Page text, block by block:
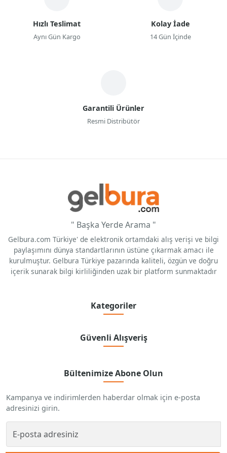
Hızlı Teslimat
Aynı Gün Kargo
Kolay İade
14 Gün İçinde
Garantili Ürünler
Resmi Distribütör
" Başka Yerde Arama "
Gelbura.com Türkiye' de elektronik ortamdaki alış verişi ve bilgi
paylaşımını dünya standartlarının üstüne çıkarmak amacı ile
kurulmuştur. Gelbura Türkiye pazarında kaliteli, özgün ve doğru
içerik sunarak bilgi kirliliğinden uzak bir platform sunmaktadır
Kategoriler
Güvenli Alışveriş
Bültenimize Abone Olun
Kampanya ve indirimlerden haberdar olmak için e-posta
adresinizi girin.